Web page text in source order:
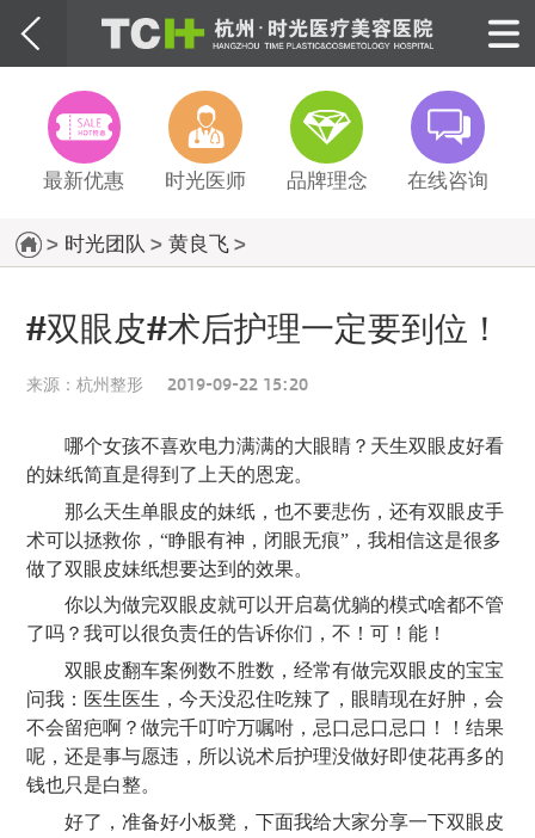
最新优惠 时光医师 品牌理念 在线咨询
> 时光团队 > 黄良飞>
#双眼皮#术后护理一定要到位！
来源：杭州整形 2019-09-22 15:20
哪个女孩不喜欢电力满满的大眼睛？天生双眼皮好看
的妹纸简直是得到了上天的恩宠。
那么天生单眼皮的妹纸，也不要悲伤，还有双眼皮手
术可以拯救你，“睁眼有神，闭眼无痕”，我相信这是很多
做了双眼皮妹纸想要达到的效果。
你以为做完双眼皮就可以开启葛优躺的模式啥都不管
了吗？我可以很负责任的告诉你们，不！可！能！
双眼皮翻车案例数不胜数，经常有做完双眼皮的宝宝
问我：医生医生，今天没忍住吃辣了，眼睛现在好肿，会
不会留疤啊？做完千叮咛万嘱咐，忌口忌口忌口！！结果
呢，还是事与愿违，所以说术后护理没做好即使花再多的
钱也只是白整。
好了，准备好小板凳，下面我给大家分享一下双眼皮